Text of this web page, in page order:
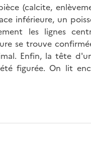
(calcite,
inférieure, un
les lignes
se trouve
Enfin, la tête
figurée. On lit